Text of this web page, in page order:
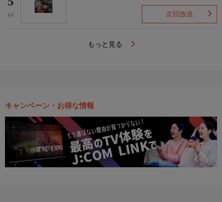
(-) 次回放送
もっと見る
キャンペーン・お得な情報